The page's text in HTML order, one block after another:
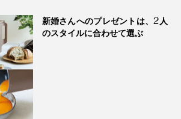
新婚さんへのプレゼントは、2人
のスタイルに合わせて選ぶ